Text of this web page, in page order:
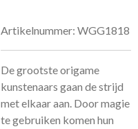
Artikelnummer: WGG1818
De grootste origame
kunstenaars gaan de strijd
met elkaar aan. Door magie
te gebruiken komen hun